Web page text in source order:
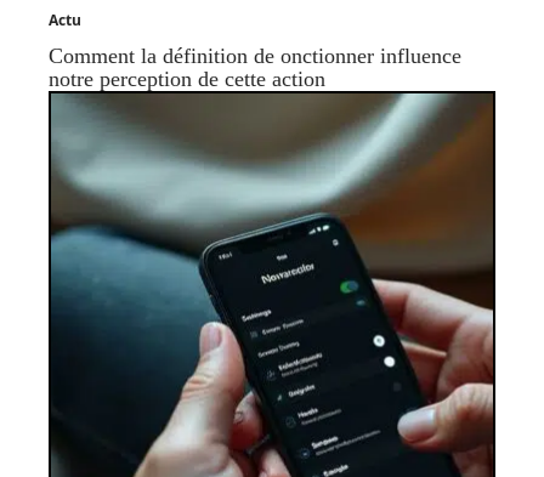
Actu
Comment la définition de onctionner influence
notre perception de cette action